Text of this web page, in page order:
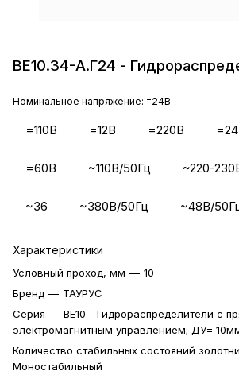
ВЕ10.34-А.Г24 -
Номинальное напряжение: =24В
=110В =12В =220В
=60В ~110В/50Гц ~220-
~36 ~380В/50Гц ~48В/
Характеристики
Условный проход, мм — 10
Бренд — ТАУРУС
Серия — ВЕ10 - Гидрораспределители с
электромагнитным управлением; ДУ=
Количество стабильных состояний
Моностабильный